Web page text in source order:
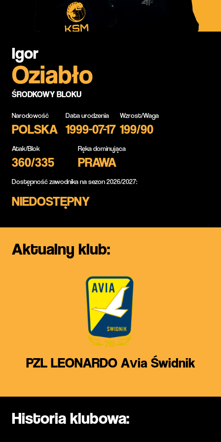
Igor
Oziabło
ŚRODKOWY BLOKU
Narodowość
POLSKA
Data urodzenia
1999-07-17
Wzrost/Waga
199/90
Atak/Blok
360/335
Ręka dominująca
PRAWA
Dostępność zawodnika na sezon 2026/2027:
NIEDOSTĘPNY
Aktualny klub:
PZL LEONARDO Avia Świdnik
Historia klubowa: